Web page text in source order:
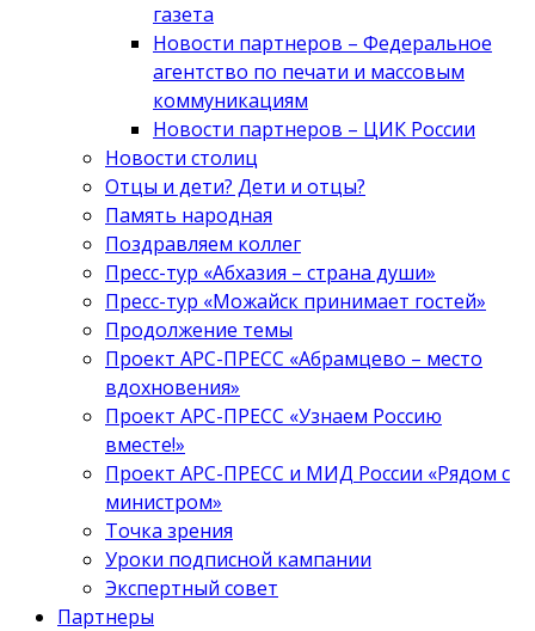
газета
Новости партнеров – Федеральное
агентство по печати и массовым
коммуникациям
Новости партнеров – ЦИК России
Новости столиц
Отцы и дети? Дети и отцы?
Память народная
Поздравляем коллег
Пресс-тур «Абхазия – страна души»
Пресс-тур «Можайск принимает гостей»
Продолжение темы
Проект АРС-ПРЕСС «Абрамцево – место
вдохновения»
Проект АРС-ПРЕСС «Узнаем Россию
вместе!»
Проект АРС-ПРЕСС и МИД России «Рядом с
министром»
Точка зрения
Уроки подписной кампании
Экспертный совет
Партнеры